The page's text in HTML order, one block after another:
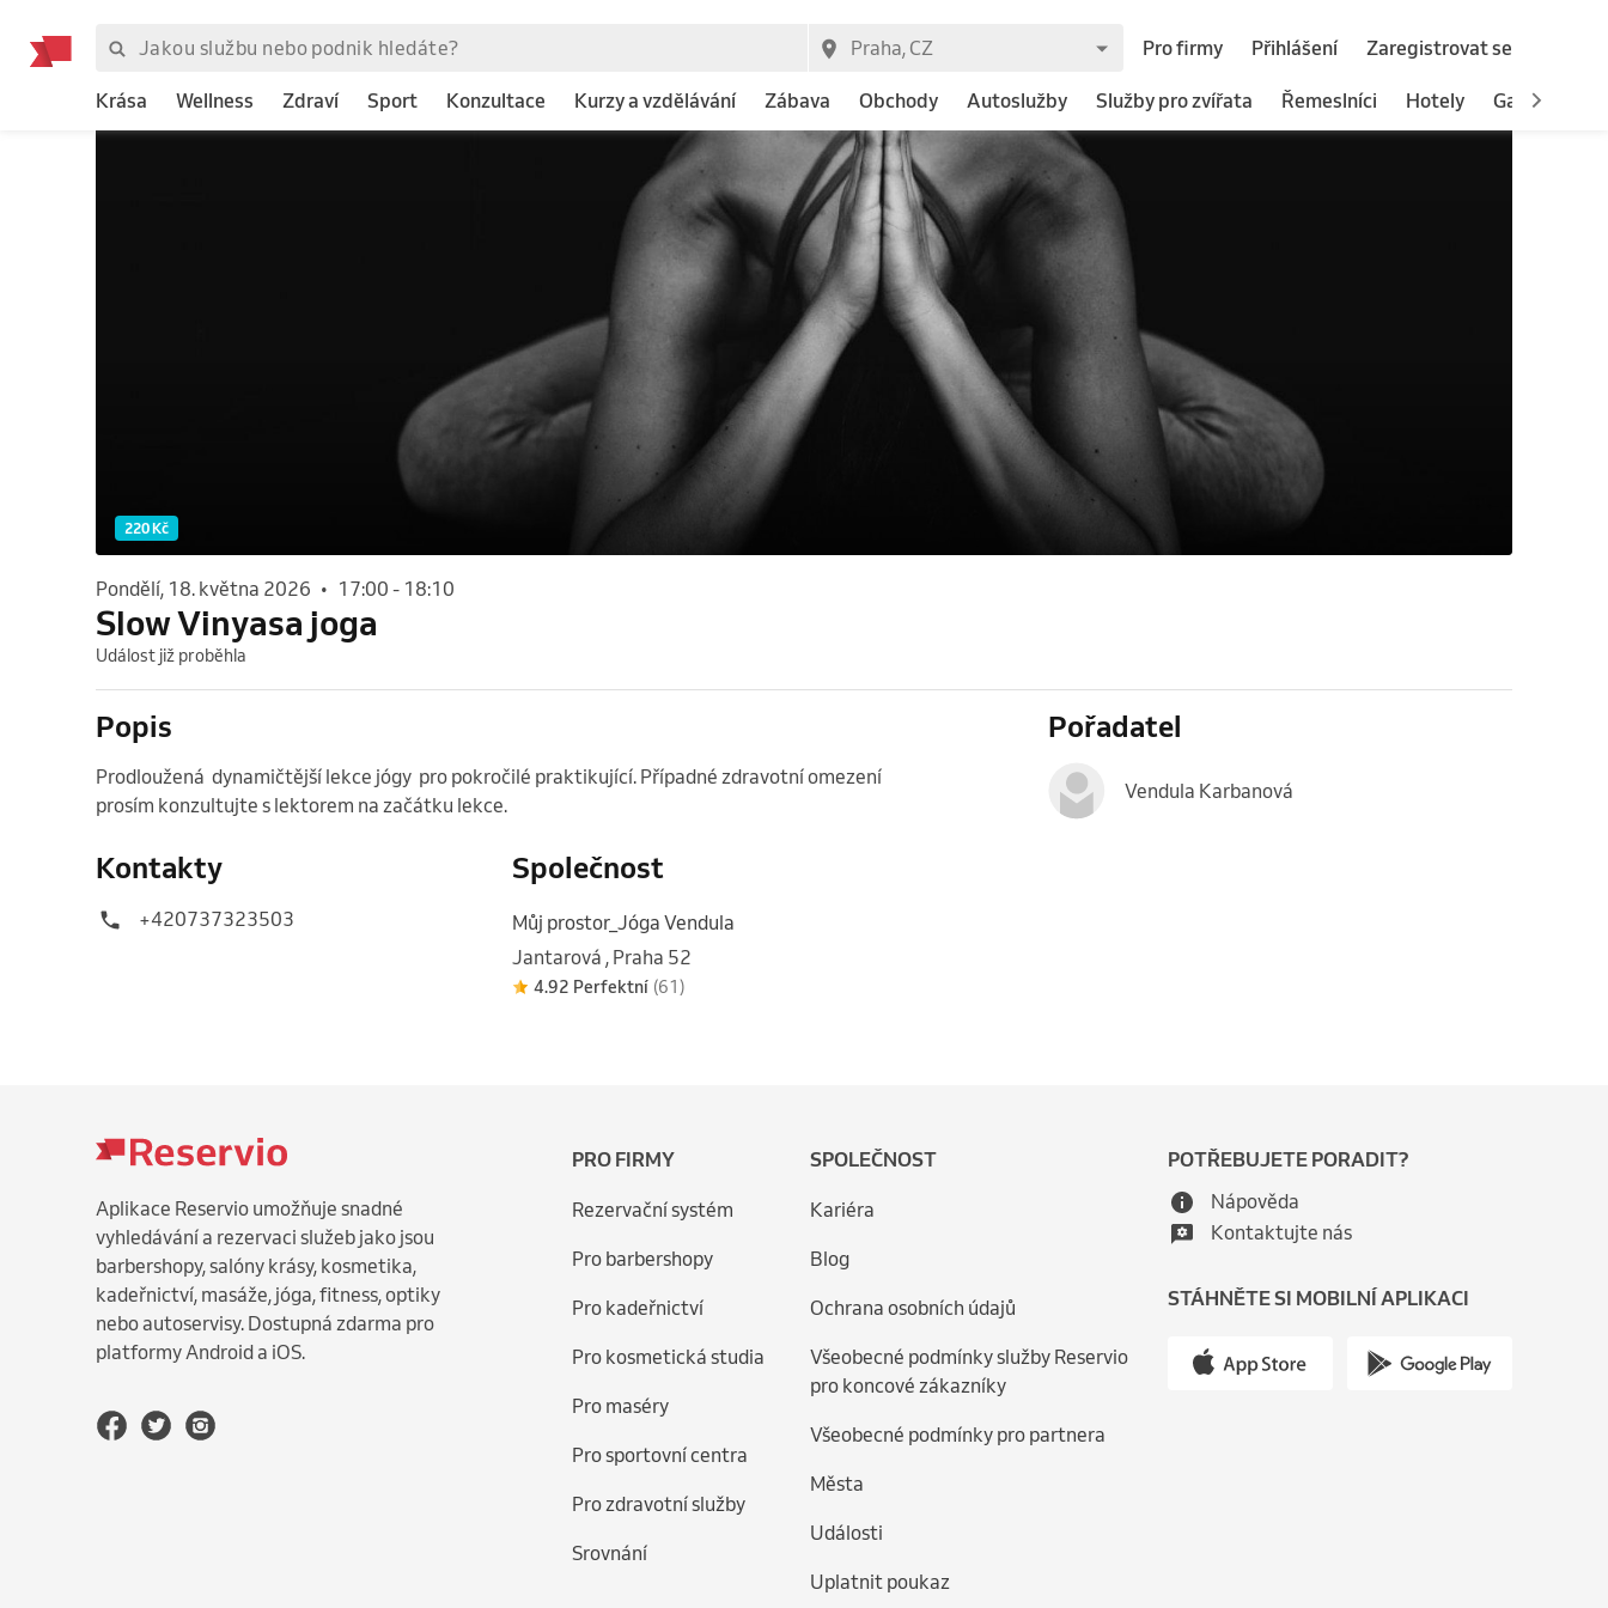
Pro firmy Přihlášení Zaregistrovat se
Krása Wellness Zdraví Sport Konzultace Kurzy a vzdělávání Zábava Obchody Autoslužby Služby pro zvířata Řemeslníci Hotely Gastronomie
220 Kč
pondělí, 18. května 2026 • 17:00 - 18:10
Slow Vinyasa joga
Událost již proběhla
Popis
Prodloužená  dynamičtější lekce jógy  pro pokročilé praktikující. Případné zdravotní omezení
prosím konzultujte s lektorem na začátku lekce.
Kontakty
+420737323503
Společnost
Můj prostor_Jóga Vendula
Jantarová , Praha 52
4.92 Perfektní (61)
Pořadatel
Vendula Karbanová
Aplikace Reservio umožňuje snadné
vyhledávání a rezervaci služeb jako jsou
barbershopy, salóny krásy, kosmetika,
kadeřnictví, masáže, jóga, fitness, optiky
nebo autoservisy. Dostupná zdarma pro
platformy Android a iOS.
PRO FIRMY
Rezervační systém
Pro barbershopy
Pro kadeřnictví
Pro kosmetická studia
Pro maséry
Pro sportovní centra
Pro zdravotní služby
Srovnání
SPOLEČNOST
Kariéra
Blog
Ochrana osobních údajů
Všeobecné podmínky služby Reservio
pro koncové zákazníky
Všeobecné podmínky pro partnera
Města
Události
Uplatnit poukaz
POTŘEBUJETE PORADIT?
Nápověda
Kontaktujte nás
STÁHNĚTE SI MOBILNÍ APLIKACI